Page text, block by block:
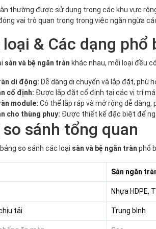
thường được sử dụng trong các khu vực
vai trò quan trọng trong việc ngăn ngừa
loại & Các dạng phổ
sàn và bệ ngăn tràn khác nhau, mỗi loại đều
di động: Dễ dàng di chuyển và lắp đặt, phù
cố định: Được lắp đặt cố định tại các vị trí
module: Có thể lắp ráp và mở rộng dễ
cho thùng phuy: Được thiết kế đặc biệt để
so sánh tổng quan
so sánh các loại sàn và bệ ngăn tràn phổ
Sàn ngăn
Nhựa HDPE,
tải Trung bình